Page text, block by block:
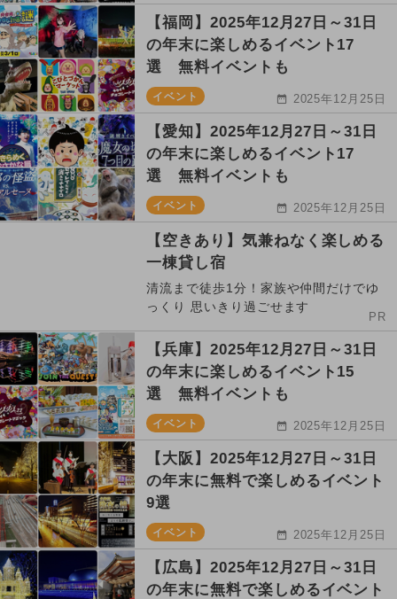
【福岡】2025年12月27日～31日
の年末に楽しめるイベント17
選 無料イベントも
イベント 2025年12月25日
【愛知】2025年12月27日～31日
の年末に楽しめるイベント17
選 無料イベントも
イベント 2025年12月25日
【空きあり】気兼ねなく楽しめる
一棟貸し宿
清流まで徒歩1分！家族や仲間だけでゆ
っくり 思いきり過ごせます
PR
【兵庫】2025年12月27日～31日
の年末に楽しめるイベント15
選 無料イベントも
イベント 2025年12月25日
【大阪】2025年12月27日～31日
の年末に無料で楽しめるイベント
9選
イベント 2025年12月25日
【広島】2025年12月27日～31日
の年末に無料で楽しめるイベント